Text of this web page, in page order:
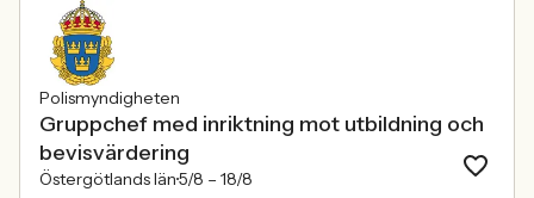
Polismyndigheten
Gruppchef med inriktning mot utbildning och
bevisvärdering
Östergötlands län5/8 – 18/8